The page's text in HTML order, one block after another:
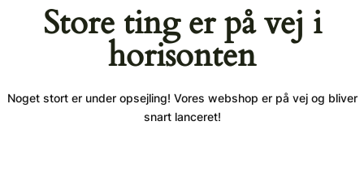
Store ting er på vej i
horisonten
Noget stort er under opsejling! Vores webshop er på vej og bliver
snart lanceret!